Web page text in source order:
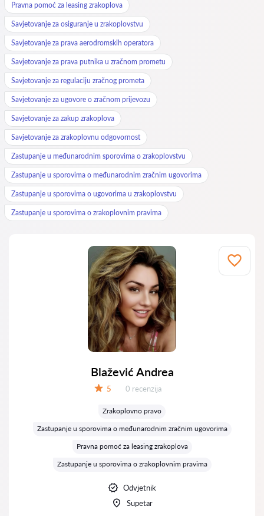
Pravna pomoć za leasing zrakoplova
Savjetovanje za osiguranje u zrakoplovstvu
Savjetovanje za prava aerodromskih operatora
Savjetovanje za prava putnika u zračnom prometu
Savjetovanje za regulaciju zračnog prometa
Savjetovanje za ugovore o zračnom prijevozu
Savjetovanje za zakup zrakoplova
Savjetovanje za zrakoplovnu odgovornost
Zastupanje u međunarodnim sporovima o zrakoplovstvu
Zastupanje u sporovima o međunarodnim zračnim ugovorima
Zastupanje u sporovima o ugovorima u zrakoplovstvu
Zastupanje u sporovima o zrakoplovnim pravima
Blažević Andrea
5 Recenzija:
0 recenzija
Zrakoplovno pravo
Zastupanje u sporovima o međunarodnim zračnim ugovorima
Pravna pomoć za leasing zrakoplova
Zastupanje u sporovima o zrakoplovnim pravima
Odvjetnik
Supetar